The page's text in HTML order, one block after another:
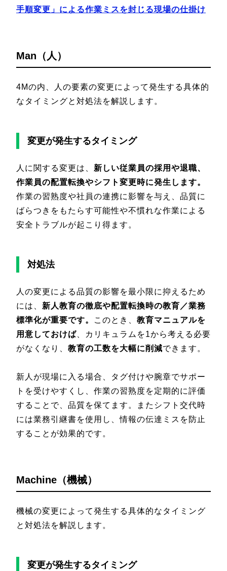
手順変更」による作業ミスを封じる現場の仕掛け
Man（人）
4Mの内、人の要素の変更によって発生する具体的
なタイミングと対処法を解説します。
変更が発生するタイミング
人に関する変更は、 新しい従業員の採用や退職、
作業員の配置転換やシフト変更時に発生します。
作業の習熟度や社員の連携に影響を与え、品質に
ばらつきをもたらす可能性や不慣れな作業による
安全トラブルが起こり得ます。
対処法
人の変更による品質の影響を最小限に抑えるため
には、 新人教育の徹底や配置転換時の教育／業務
標準化が重要です。
このとき、 教育マニュアルを
用意しておけば 、カリキュラムを1から考える必要
がなくなり、 教育の工数を大幅に削減できます。
新人が現場に入る場合、タグ付けや腕章でサポー
トを受けやすくし、作業の習熟度を定期的に評価
することで、品質を保てます。またシフト交代時
には業務引継書を使用し、情報の伝達ミスを防止
することが効果的です。
Machine（機械）
機械の変更によって発生する具体的なタイミング
と対処法を解説します。
変更が発生するタイミング